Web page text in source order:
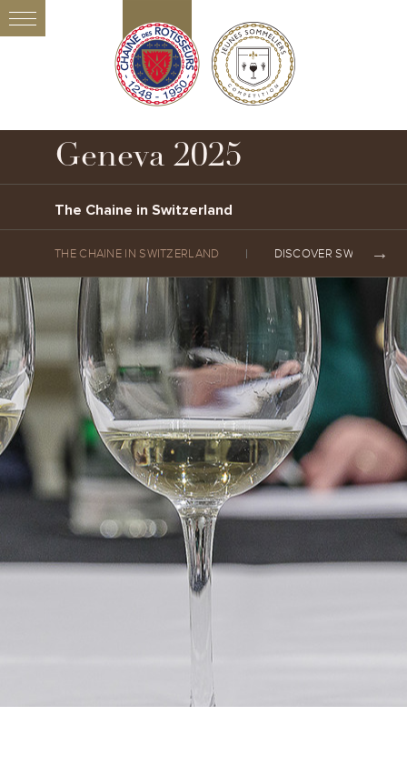
Geneva 2025
The Chaine in Switzerland
THE CHAINE IN SWITZERLAND DISCOVER